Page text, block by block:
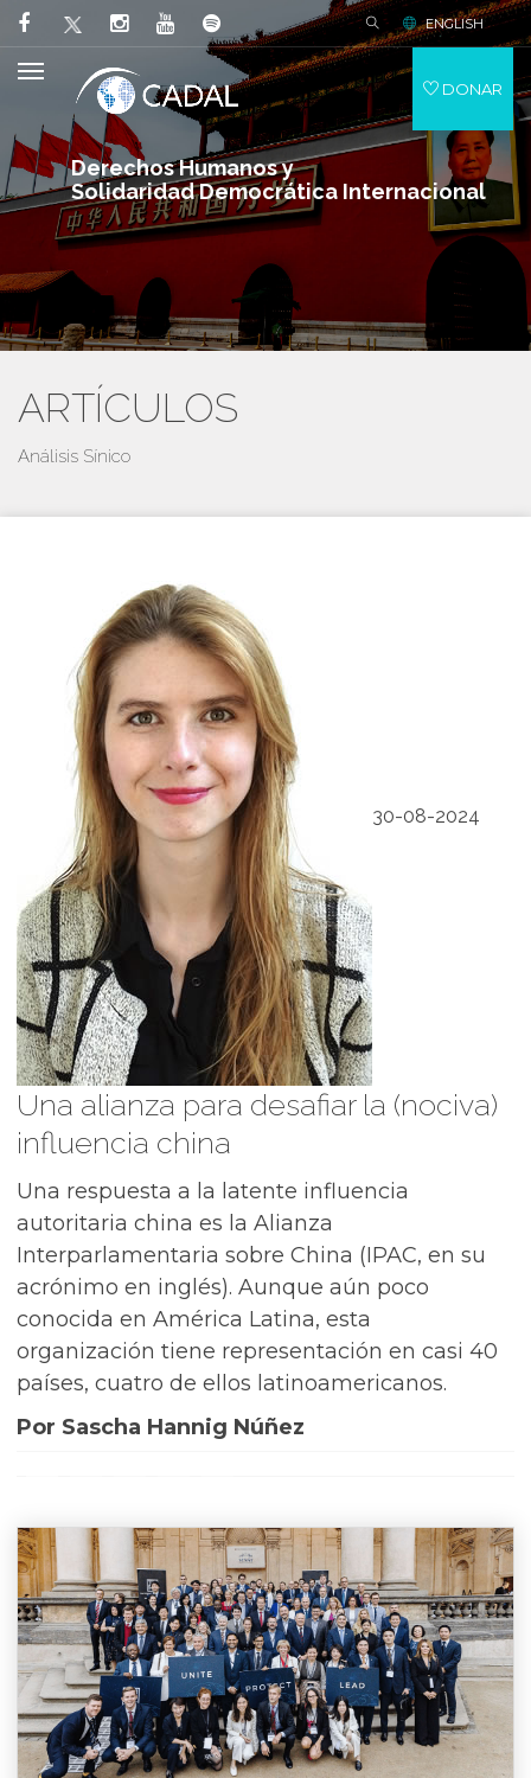
Derechos Humanos y
Solidaridad Democrática Internacional
ENGLISH
DONAR
ARTÍCULOS
Análisis Sínico
30-08-2024
Una alianza para desafiar la (nociva)
influencia china
Una respuesta a la latente influencia
autoritaria china es la Alianza
Interparlamentaria sobre China (IPAC, en su
acrónimo en inglés). Aunque aún poco
conocida en América Latina, esta
organización tiene representación en casi 40
países, cuatro de ellos latinoamericanos.
Por Sascha Hannig Núñez